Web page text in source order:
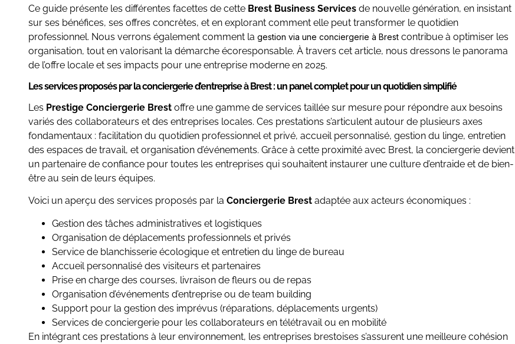
Ce guide présente les différentes facettes de cette Brest Business Services de nouvelle génération, en insistant
sur ses bénéfices, ses offres concrètes, et en explorant comment elle peut transformer le quotidien
professionnel. Nous verrons également comment la gestion via une conciergerie à Brest contribue à optimiser les
organisation, tout en valorisant la démarche écoresponsable. À travers cet article, nous dressons le panorama
de l’offre locale et ses impacts pour une entreprise moderne en 2025.
Les services proposés par la conciergerie d’entreprise à Brest : un panel complet pour un quotidien simplifié
Les Prestige Conciergerie Brest offre une gamme de services taillée sur mesure pour répondre aux besoins
variés des collaborateurs et des entreprises locales. Ces prestations s’articulent autour de plusieurs axes
fondamentaux : facilitation du quotidien professionnel et privé, accueil personnalisé, gestion du linge, entretien
des espaces de travail, et organisation d’événements. Grâce à cette proximité avec Brest, la conciergerie devient
un partenaire de confiance pour toutes les entreprises qui souhaitent instaurer une culture d’entraide et de bien-
être au sein de leurs équipes.
Voici un aperçu des services proposés par la Conciergerie Brest adaptée aux acteurs économiques :
Gestion des tâches administratives et logistiques
Organisation de déplacements professionnels et privés
Service de blanchisserie écologique et entretien du linge de bureau
Accueil personnalisé des visiteurs et partenaires
Prise en charge des courses, livraison de fleurs ou de repas
Organisation d’événements d’entreprise ou de team building
Support pour la gestion des imprévus (réparations, déplacements urgents)
Services de conciergerie pour les collaborateurs en télétravail ou en mobilité
En intégrant ces prestations à leur environnement, les entreprises brestoises s’assurent une meilleure cohésion